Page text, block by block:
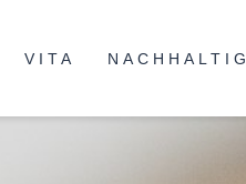
VITA